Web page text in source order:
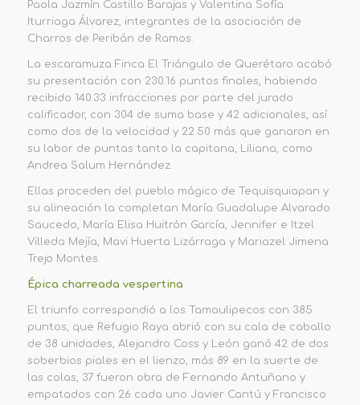
Paola Jazmín Castillo Barajas y Valentina Sofía
Iturriaga Álvarez, integrantes de la asociación de
Charros de Peribán de Ramos.
La escaramuza Finca El Triángulo de Querétaro acabó
su presentación con 230.16 puntos finales, habiendo
recibido 140.33 infracciones por parte del jurado
calificador, con 304 de suma base y 42 adicionales, así
como dos de la velocidad y 22.50 más que ganaron en
su labor de puntas tanto la capitana, Liliana, como
Andrea Salum Hernández.
Ellas proceden del pueblo mágico de Tequisquiapan y
su alineación la completan María Guadalupe Alvarado
Saucedo, María Elisa Huitrón García, Jennifer e Itzel
Villeda Mejía, Mavi Huerta Lizárraga y Mariazel Jimena
Trejo Montes.
Épica charreada vespertina
El triunfo correspondió a los Tamaulipecos con 385
puntos, que Refugio Raya abrió con su cala de caballo
de 38 unidades, Alejandro Coss y León ganó 42 de dos
soberbios piales en el lienzo, más 89 en la suerte de
las colas, 37 fueron obra de Fernando Antuñano y
empatados con 26 cada uno Javier Cantú y Francisco